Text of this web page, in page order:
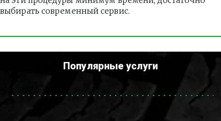
выбирать современный сервис.
Популярные услуги